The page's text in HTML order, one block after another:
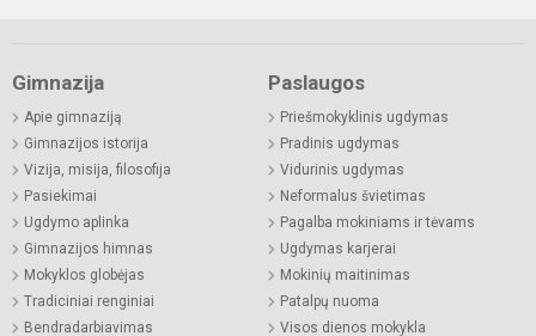
Gimnazija
Apie gimnaziją
Gimnazijos istorija
Vizija, misija, filosofija
Pasiekimai
Ugdymo aplinka
Gimnazijos himnas
Mokyklos globėjas
Tradiciniai renginiai
Bendradarbiavimas
Paslaugos
Priešmokyklinis ugdymas
Pradinis ugdymas
Vidurinis ugdymas
Neformalus švietimas
Pagalba mokiniams ir tėvams
Ugdymas karjerai
Mokinių maitinimas
Patalpų nuoma
Visos dienos mokykla